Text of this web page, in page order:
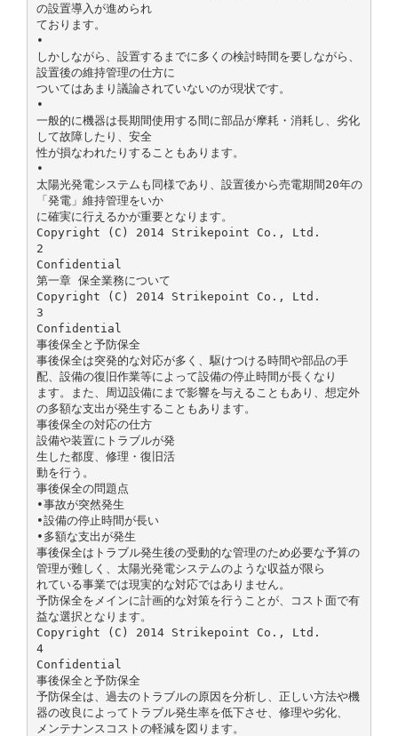
の設置導入が進められ
ております。
•
しかしながら、設置するまでに多くの検討時間を要しながら、
設置後の維持管理の仕方に
ついてはあまり議論されていないのが現状です。
•
一般的に機器は長期間使用する間に部品が摩耗・消耗し、劣化
して故障したり、安全
性が損なわれたりすることもあります。
•
太陽光発電システムも同様であり、設置後から売電期間20年の
「発電」維持管理をいか
に確実に行えるかが重要となります。
Copyright (C) 2014 Strikepoint Co., Ltd.
2
Confidential
第一章 保全業務について
Copyright (C) 2014 Strikepoint Co., Ltd.
3
Confidential
事後保全と予防保全
事後保全は突発的な対応が多く、駆けつける時間や部品の手
配、設備の復旧作業等によって設備の停止時間が長くなり
ます。また、周辺設備にまで影響を与えることもあり、想定外
の多額な支出が発生することもあります。
事後保全の対応の仕方
設備や装置にトラブルが発
生した都度、修理・復旧活
動を行う。
事後保全の問題点
•事故が突然発生
•設備の停止時間が長い
•多額な支出が発生
事後保全はトラブル発生後の受動的な管理のため必要な予算の
管理が難しく、太陽光発電システムのような収益が限ら
れている事業では現実的な対応ではありません。
予防保全をメインに計画的な対策を行うことが、コスト面で有
益な選択となります。
Copyright (C) 2014 Strikepoint Co., Ltd.
4
Confidential
事後保全と予防保全
予防保全は、過去のトラブルの原因を分析し、正しい方法や機
器の改良によってトラブル発生率を低下させ、修理や劣化、
メンテナンスコストの軽減を図ります。